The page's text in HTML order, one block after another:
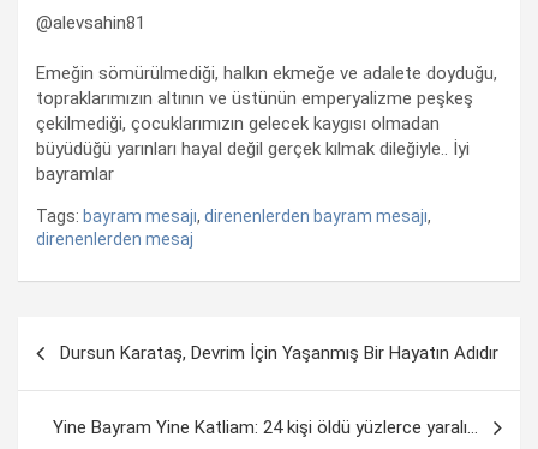
@alevsahin81
Emeğin sömürülmediği, halkın ekmeğe ve adalete doyduğu,
topraklarımızın altının ve üstünün emperyalizme peşkeş
çekilmediği, çocuklarımızın gelecek kaygısı olmadan
büyüdüğü yarınları hayal değil gerçek kılmak dileğiyle.. İyi
bayramlar
Tags: bayram mesajı, direnenlerden bayram mesajı,
direnenlerden mesaj
Dursun Karataş, Devrim İçin Yaşanmış Bir Hayatın Adıdır
Yine Bayram Yine Katliam: 24 kişi öldü yüzlerce yaralı…